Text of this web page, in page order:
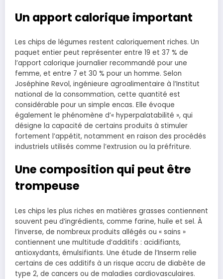
Un apport calorique important
Les chips de légumes restent caloriquement riches. Un
paquet entier peut représenter entre 19 et 37 % de
l’apport calorique journalier recommandé pour une
femme, et entre 7 et 30 % pour un homme. Selon
Joséphine Revol, ingénieure agroalimentaire à l’Institut
national de la consommation, cette quantité est
considérable pour un simple encas. Elle évoque
également le phénomène d’« hyperpalatabilité », qui
désigne la capacité de certains produits à stimuler
fortement l’appétit, notamment en raison des procédés
industriels utilisés comme l’extrusion ou la préfriture.
Une composition qui peut être
trompeuse
Les chips les plus riches en matières grasses contiennent
souvent peu d’ingrédients, comme farine, huile et sel. À
l’inverse, de nombreux produits allégés ou « sains »
contiennent une multitude d’additifs : acidifiants,
antioxydants, émulsifiants. Une étude de l’Inserm relie
certains de ces additifs à un risque accru de diabète de
type 2, de cancers ou de maladies cardiovasculaires.